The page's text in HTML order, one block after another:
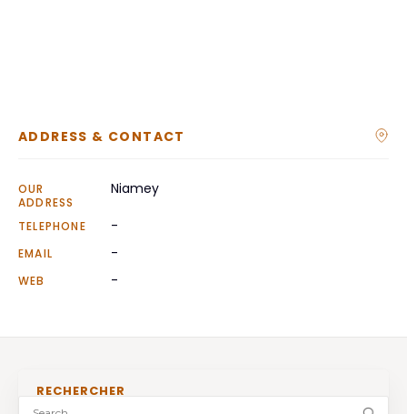
ADDRESS & CONTACT
OUR
ADDRESS
Niamey
TELEPHONE -
EMAIL -
WEB -
RECHERCHER